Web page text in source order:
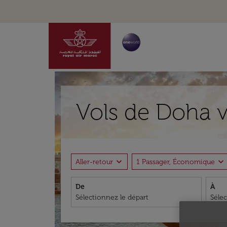
Vols de Doha
Aller-retour expand_more 1 Passager, Économique expand_more
De À